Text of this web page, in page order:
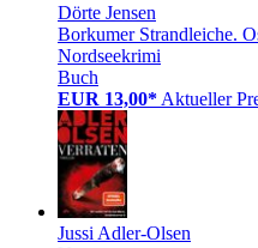
Dörte Jensen
Borkumer Strandleiche.
Nordseekrimi
Buch
EUR 13,00* Aktueller
Jussi Adler-Olsen